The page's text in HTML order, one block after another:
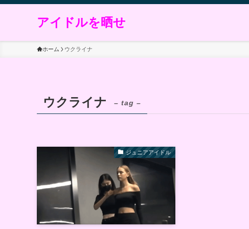
アイドルを晒せ
ホーム ウクライナ
ウクライナ – tag –
ジュニアアイドル